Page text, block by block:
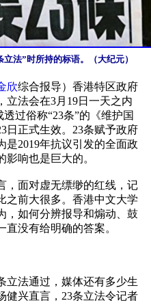
法”时所持的标语。（大纪元）
欣综合报导）香港特区政府
立法会在3月19日一天之内
过俗称“23条”的《维护国
日正式生效。23条赋予政府
是2019年抗议引发的全面政
响也是巨大的。
，面对虚无缥缈的红线，记
之前大很多。香港中文大学
，如何分辨报导和煽动、鼓
没有给明确的答案。
立法通过，媒体还有多少生
健兴直言，23条立法令记者